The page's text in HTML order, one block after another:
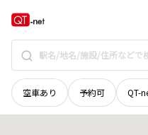
空車あり 予約可 QT-
青森県